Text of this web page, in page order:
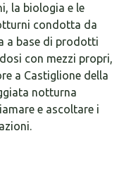
la biologia e le
condotta da
a base di prodotti
con mezzi propri,
a Castiglione della
notturna
e ascoltare i